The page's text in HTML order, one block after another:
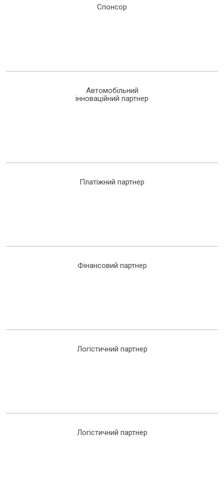
Спонсор
Автомобільний
інноваційний партнер
Платіжний партнер
Фінансовий партнер
Логістичний партнер
Логістичний партнер